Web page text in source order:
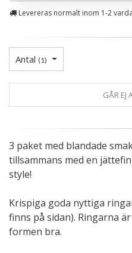
Levereras normalt inom 1-2
Antal (1)
GÅR EJ
3 paket med blandade
tillsammans med en
style!
Krispiga goda nyttiga
finns på sidan). Ringarna
formen bra.